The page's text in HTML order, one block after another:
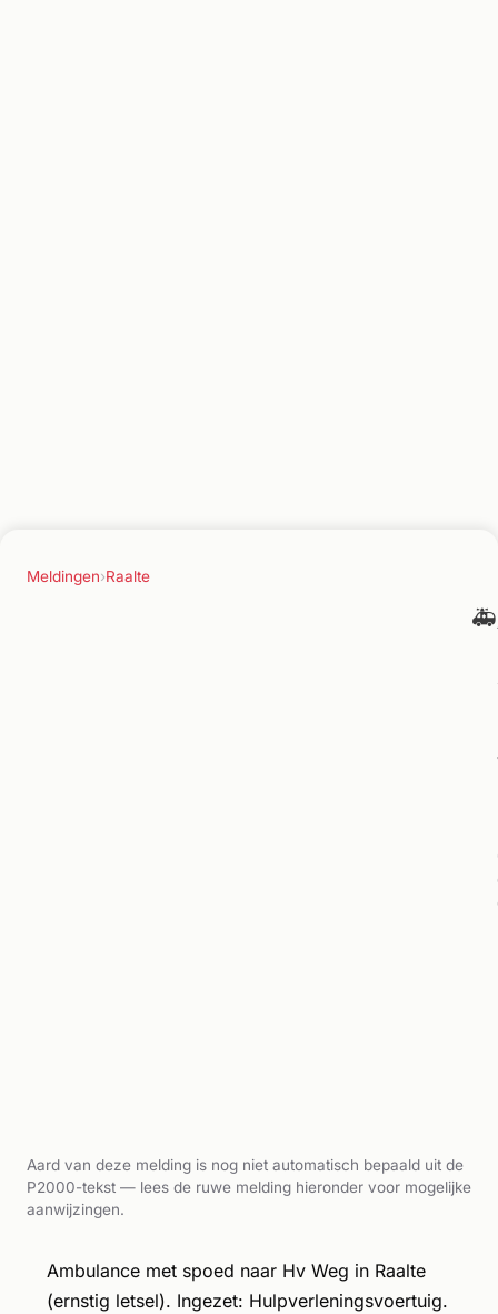
Meldingen›Raalte
🚑
Aard van deze melding is nog niet automatisch bepaald uit de
P2000-tekst — lees de ruwe melding hieronder voor mogelijke
aanwijzingen.
Ambulance met spoed naar Hv Weg in Raalte
(ernstig letsel). Ingezet: Hulpverleningsvoertuig.